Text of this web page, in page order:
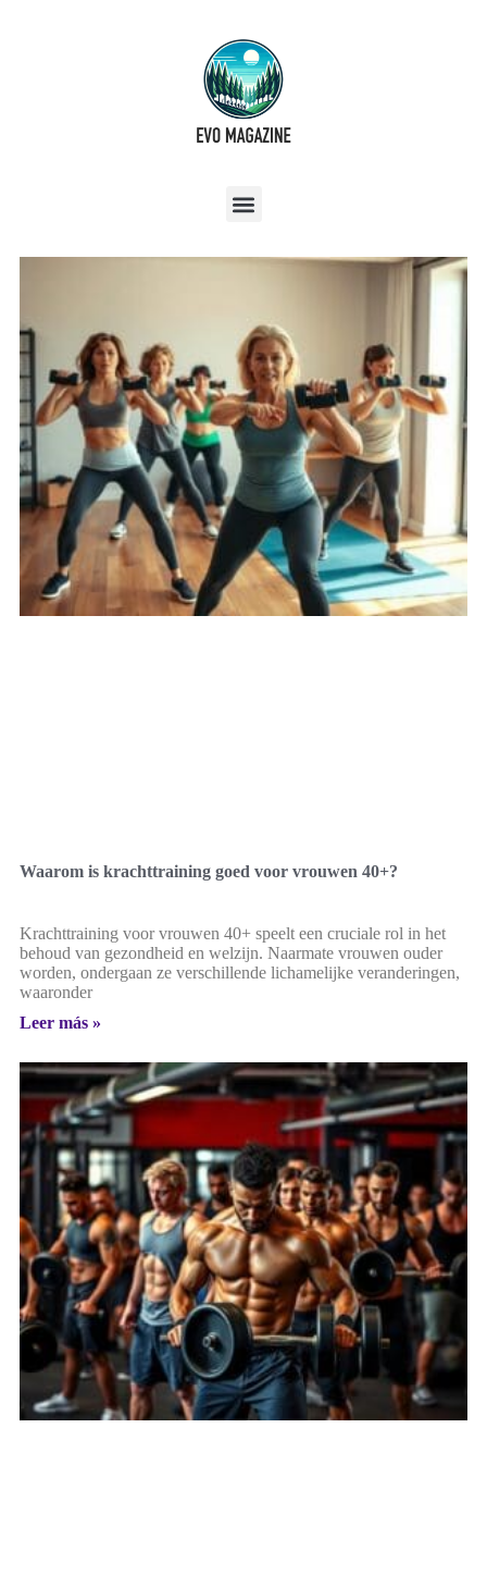
Waarom is krachttraining goed voor vrouwen 40+?
Krachttraining voor vrouwen 40+ speelt een cruciale rol in het
behoud van gezondheid en welzijn. Naarmate vrouwen ouder
worden, ondergaan ze verschillende lichamelijke veranderingen,
waaronder
Leer más »